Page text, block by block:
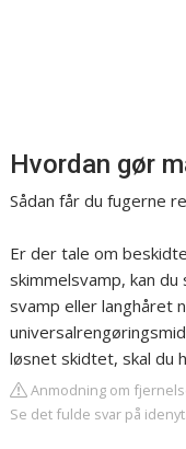
Hvordan gør
Sådan får du fugerne
Er der tale om
skimmelsvamp, kan
svamp eller langhåret
løsnet skidtet, skal du
Anmodning om
Se det fulde svar på